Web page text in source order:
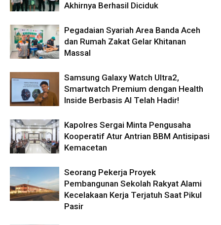
Akhirnya Berhasil Diciduk
Pegadaian Syariah Area Banda Aceh
dan Rumah Zakat Gelar Khitanan
Massal
Samsung Galaxy Watch Ultra2,
Smartwatch Premium dengan Health
Inside Berbasis AI Telah Hadir!
Kapolres Sergai Minta Pengusaha
Kooperatif Atur Antrian BBM Antisipasi
Kemacetan
Seorang Pekerja Proyek
Pembangunan Sekolah Rakyat Alami
Kecelakaan Kerja Terjatuh Saat Pikul
Pasir